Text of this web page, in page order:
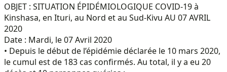
OBJET : SITUATION ÉPIDÉMIOLOGIQUE COVID-19 à
Kinshasa, en Ituri, au Nord et au Sud-Kivu AU 07 AVRIL
2020
Date : Mardi, le 07 Avril 2020
• Depuis le début de l’épidémie déclarée le 10 mars 2020,
le cumul est de 183 cas confirmés. Au total, il y a eu 20